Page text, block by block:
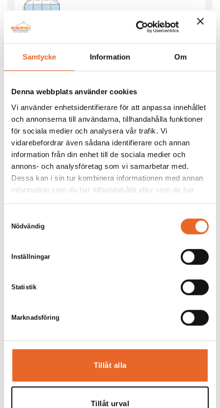
Samtycke Information Om
Denna webbplats använder cookies
Vi använder enhetsidentifierare för att anpassa innehållet
och annonserna till användarna, tillhandahålla funktioner
för sociala medier och analysera vår trafik. Vi
vidarebefordrar även sådana identifierare och annan
information från din enhet till de sociala medier och
annons- och analysföretag som vi samarbetar med.
Dessa kan i sin tur kombinera informationen med annan
information som du har tillhandahållit eller som de har
samlat in när du har använt deras tjänster.
Nödvändig
Inställningar
Statistik
Marknadsföring
Tillåt alla
Tillåt urval
Tält T4-XXL 7,5x10m
Hyrespris:6 480,00kr
Montagepris: 6 120,00kr
Runt bord Ø150cm
Hyrespris: 190,00kr
Montagepris: 50,00 kr
Hyrespris:66,00
Lägg till